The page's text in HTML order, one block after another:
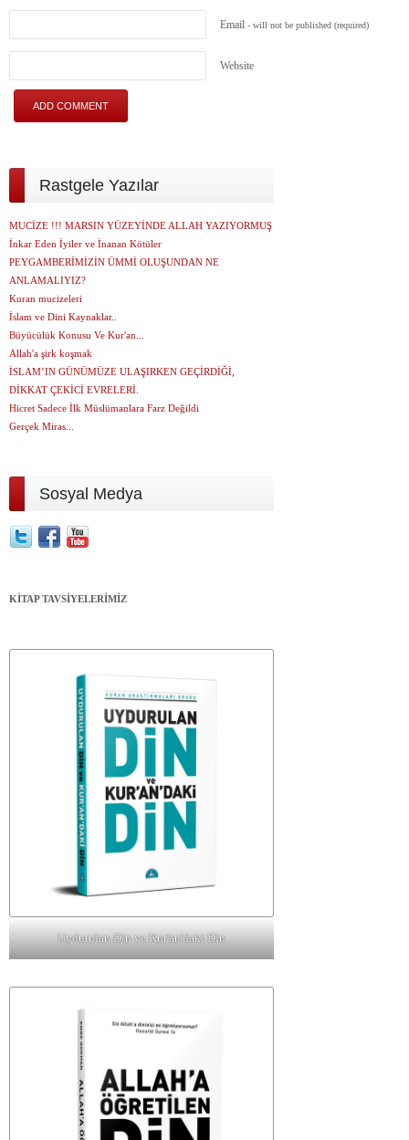
Email - will not be published (required)
Website
Rastgele Yazılar
MUCİZE !!! MARSIN YÜZEYİNDE ALLAH YAZIYORMUŞ
İnkar Eden İyiler ve İnanan Kötüler
PEYGAMBERİMİZİN ÜMMİ OLUŞUNDAN NE
ANLAMALIYIZ?
Kuran mucizeleri
İslam ve Dini Kaynaklar..
Büyücülük Konusu Ve Kur'an...
Allah'a şirk koşmak
İSLAM’IN GÜNÜMÜZE ULAŞIRKEN GEÇİRDİĞİ,
DİKKAT ÇEKİCİ EVRELERİ.
Hicret Sadece İlk Müslümanlara Farz Değildi
Gerçek Miras...
Sosyal Medya
KİTAP TAVSİYELERİMİZ
Uydurulan Din ve Kur'an'daki Din